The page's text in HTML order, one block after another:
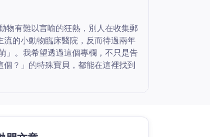
物有難以言喻的狂熱，別人在收集郵
的小動物臨床醫院，反而待過兩年
」。我希望透過這個專欄，不只是告
？」的特殊寶貝，都能在這裡找到